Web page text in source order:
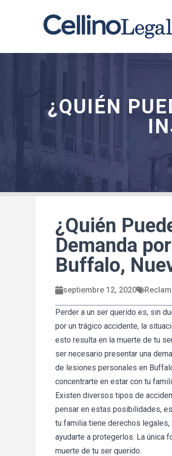
¿QUIÉN
¿Quién
Demanda
Buffalo,
septiembre 12, 2020
Perder a un ser querido es, sin
por un trágico accidente, la
esto resulta en la muerte de tu
ser necesario presentar una
de lesiones personales en
concentrarte en estar con tu
Existen diversos tipos de
pensar en estas posibilidades,
tu familia tiene derechos
ayudarte a protegerlos. La única
muerte de tu ser querido.